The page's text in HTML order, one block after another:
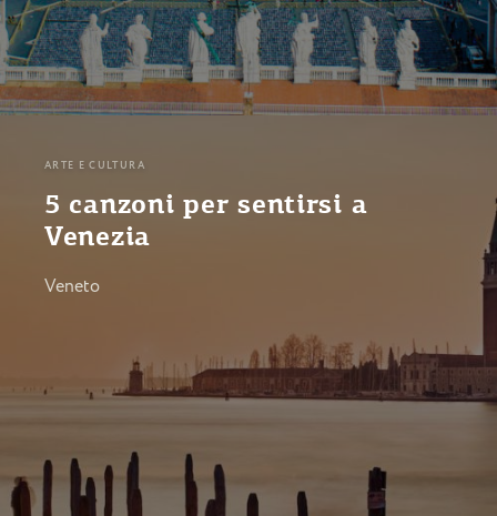
ARTE E CULTURA
5 canzoni per sentirsi a
Venezia
Veneto